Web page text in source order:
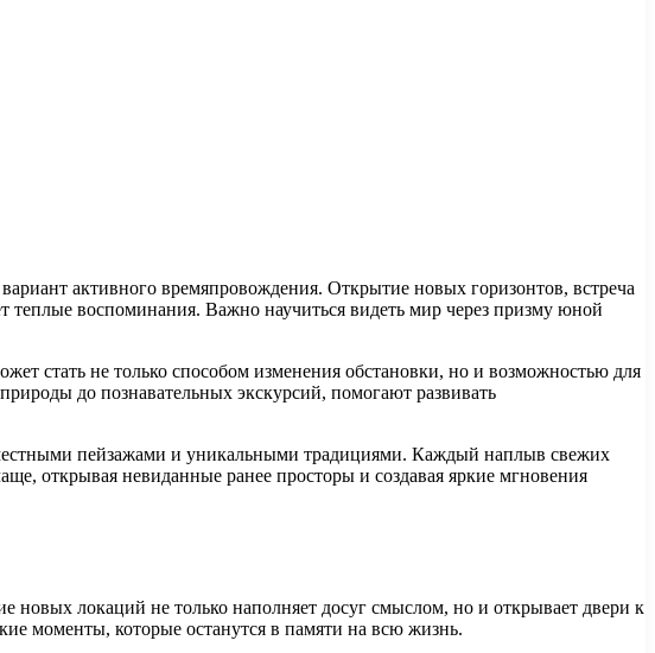
активного времяпровождения. Открытие новых горизонтов, встреча
теплые воспоминания. Важно научиться видеть мир через призму юной
стать не только способом изменения обстановки, но и возможностью для
до познавательных экскурсий, помогают развивать
пейзажами и уникальными традициями. Каждый наплыв свежих
открывая невиданные ранее просторы и создавая яркие мгновения
локаций не только наполняет досуг смыслом, но и открывает двери к
моменты, которые останутся в памяти на всю жизнь.